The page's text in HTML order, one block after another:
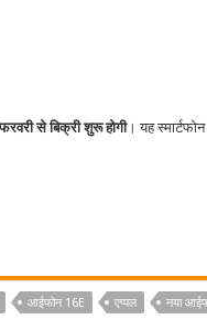
से बिक्री शुरू होगी। यह स्मार्टफोन
आईफोन 16E एप्पल नया